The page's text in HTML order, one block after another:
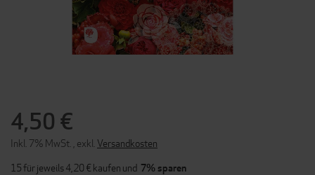
4,50 €
Inkl. 7% MwSt. exkl. Versandkosten
15 für jeweils4,20 € kaufen und 7% sparen